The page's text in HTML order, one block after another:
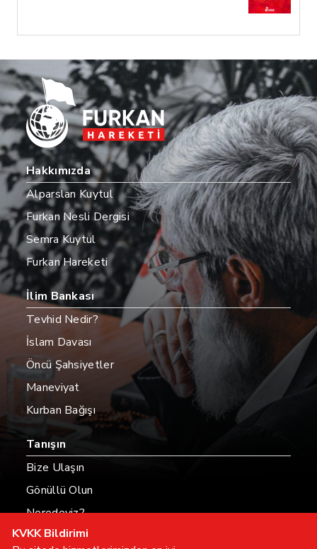
Hakkımızda
Alparslan Kuytul
Furkan Nesli Dergisi
Semra Kuytul
Furkan Hareketi
İlim Bankası
Tevhid Nedir?
İslam Davası
Öncü Şahsiyetler
Maneviyat
Kurban Bağışı
Tanışın
Bize Ulaşın
Gönüllü Olun
Neredeyiz?
Hesaplarımız
KVKK Bildirimi